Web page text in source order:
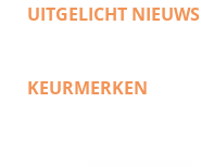
UITGELICHT NIEUWS
KEURMERKEN